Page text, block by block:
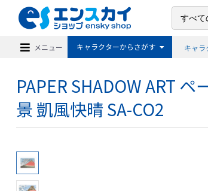
メニュー キャラクターからさがす キャラ
PAPER SHADOW ART
景 凱風快晴 SA-CO2